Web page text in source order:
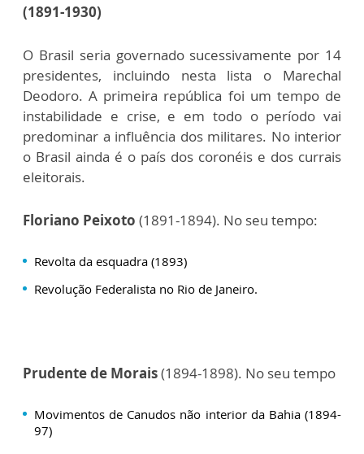
(1891-1930)
O Brasil seria governado sucessivamente por 14
presidentes, incluindo nesta lista o Marechal
Deodoro. A primeira república foi um tempo de
instabilidade e crise, e em todo o período vai
predominar a influência dos militares. No interior
o Brasil ainda é o país dos coronéis e dos currais
eleitorais.
Floriano Peixoto (1891-1894). No seu tempo:
Revolta da esquadra (1893)
Revolução Federalista no Rio de Janeiro.
Prudente de Morais(1894-1898). No seu tempo
Movimentos de Canudos não interior da Bahia (1894-
97)